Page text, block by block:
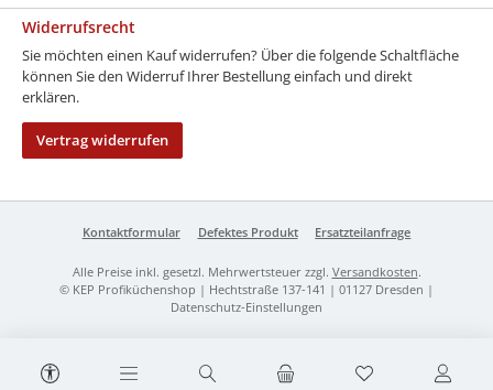
Du hast 0
Widerrufsrecht
Sie möchten einen Kauf widerrufen? Über die folgende Schaltfläche
können Sie den Widerruf Ihrer Bestellung einfach und direkt
erklären.
Vertrag widerrufen
Kontaktformular Defektes Produkt Ersatzteilanfrage
Alle Preise inkl. gesetzl. Mehrwertsteuer zzgl. Versandkosten.
© KEP Profiküchenshop | Hechtstraße 137-141 | 01127 Dresden |
Datenschutz-Einstellungen